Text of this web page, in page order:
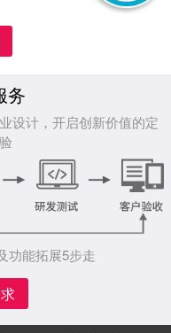
务
设计，开启创新价值的定
功能拓展5步走